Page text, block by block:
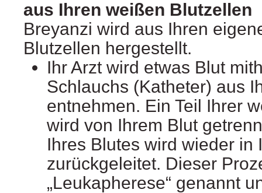
aus Ihren weißen Blutzellen
Breyanzi wird aus Ihren
Blutzellen hergestellt.
Ihr Arzt wird etwas Blut
Schlauchs (Katheter) aus
entnehmen. Ein Teil Ihrer
wird von Ihrem Blut
Ihres Blutes wird wieder in
zurückgeleitet. Dieser
„Leukapherese“ genannt